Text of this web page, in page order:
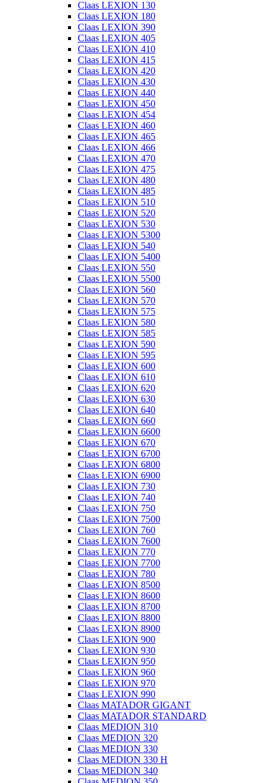
Claas LEXION 130
Claas LEXION 180
Claas LEXION 390
Claas LEXION 405
Claas LEXION 410
Claas LEXION 415
Claas LEXION 420
Claas LEXION 430
Claas LEXION 440
Claas LEXION 450
Claas LEXION 454
Claas LEXION 460
Claas LEXION 465
Claas LEXION 466
Claas LEXION 470
Claas LEXION 475
Claas LEXION 480
Claas LEXION 485
Claas LEXION 510
Claas LEXION 520
Claas LEXION 530
Claas LEXION 5300
Claas LEXION 540
Claas LEXION 5400
Claas LEXION 550
Claas LEXION 5500
Claas LEXION 560
Claas LEXION 570
Claas LEXION 575
Claas LEXION 580
Claas LEXION 585
Claas LEXION 590
Claas LEXION 595
Claas LEXION 600
Claas LEXION 610
Claas LEXION 620
Claas LEXION 630
Claas LEXION 640
Claas LEXION 660
Claas LEXION 6600
Claas LEXION 670
Claas LEXION 6700
Claas LEXION 6800
Claas LEXION 6900
Claas LEXION 730
Claas LEXION 740
Claas LEXION 750
Claas LEXION 7500
Claas LEXION 760
Claas LEXION 7600
Claas LEXION 770
Claas LEXION 7700
Claas LEXION 780
Claas LEXION 8500
Claas LEXION 8600
Claas LEXION 8700
Claas LEXION 8800
Claas LEXION 8900
Claas LEXION 900
Claas LEXION 930
Claas LEXION 950
Claas LEXION 960
Claas LEXION 970
Claas LEXION 990
Claas MATADOR GIGANT
Claas MATADOR STANDARD
Claas MEDION 310
Claas MEDION 320
Claas MEDION 330
Claas MEDION 330 H
Claas MEDION 340